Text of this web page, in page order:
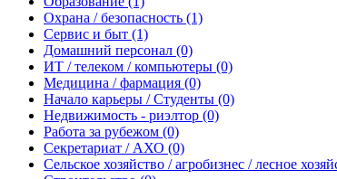
Охрана / безопасность (1)
Сервис и быт (1)
Домашний персонал (0)
ИТ / телеком / компьютеры (0)
Медицина / фармация (0)
Начало карьеры / Студенты (0)
Недвижимость - риэлтор (0)
Работа за рубежом (0)
Секретариат / АХО (0)
Сельское хозяйство / агробизнес / лесное